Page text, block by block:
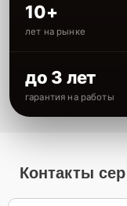
10+
лет на рынке
до 3 лет
гарантия на работы
Контакты